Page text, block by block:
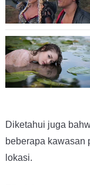
Diketahui juga
beberapa kawasan
lokasi.